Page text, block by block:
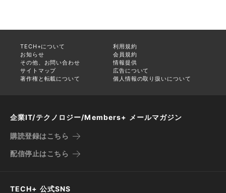
TECH+について
利用規約
お知らせ
会員規約
その他、お問い合わせ
情報提供
サイトマップ
広告について
著作権と転載について
個人情報の取り扱いについて
企業IT/テクノロジー/Members+ メールマガジン
購読登録はこちら
配信停止はこちら
TECH+ 公式SNS